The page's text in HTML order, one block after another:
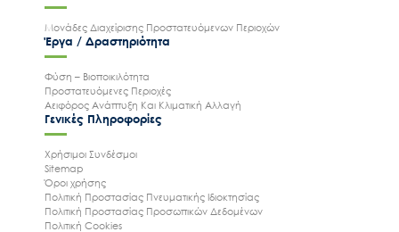
Μονάδες Διαχείρισης Προστατευόμενων Περιοχών
Έργα / Δραστηριότητα
Φύση – Βιοποικιλότητα
Προστατευόμενες Περιοχές
Αειφόρος Ανάπτυξη Και Κλιματική Αλλαγή
Γενικές Πληροφορίες
Χρήσιμοι Συνδέσμοι
Sitemap
Όροι χρήσης
Πολιτική Προστασίας Πνευματικής Ιδιοκτησίας
Πολιτική Προστασίας Προσωπικών Δεδομένων
Πολιτική Cookies